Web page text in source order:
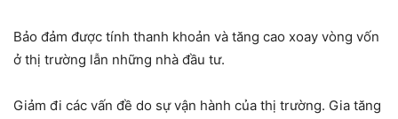
Bảo đảm được tính thanh khoản và tăng cao xoay vòng vốn
ở thị trường lẫn những nhà đầu tư.
Giảm đi các vấn đề do sự vận hành của thị trường. Gia tăng